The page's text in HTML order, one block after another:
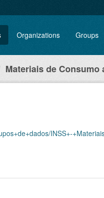
Organizations Groups
Materiais de Consumo
INSS+-